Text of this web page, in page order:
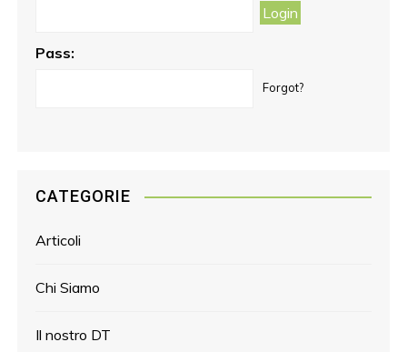
Pass:
Forgot?
CATEGORIE
Articoli
Chi Siamo
Il nostro DT